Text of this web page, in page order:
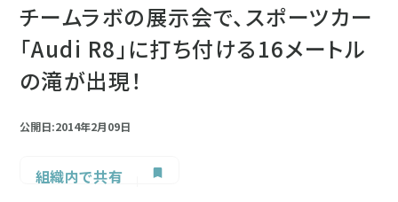
チームラボの展示会で、スポーツカー
「Audi R8」に打ち付ける16メートル
の滝が出現！
公開日:2014年2月09日
組織内で共有